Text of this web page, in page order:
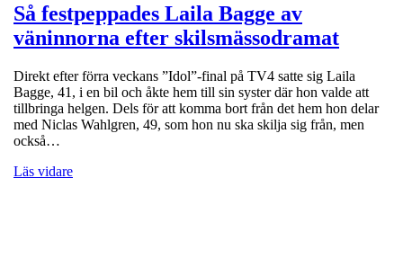
Så festpeppades Laila Bagge av
väninnorna efter skilsmässodramat
Direkt efter förra veckans ”Idol”-final på TV4 satte sig Laila
Bagge, 41, i en bil och åkte hem till sin syster där hon valde att
tillbringa helgen. Dels för att komma bort från det hem hon delar
med Niclas Wahlgren, 49, som hon nu ska skilja sig från, men
också…
Läs vidare